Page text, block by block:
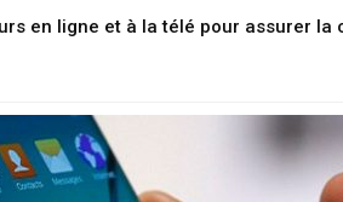
en ligne et à la télé pour assurer la